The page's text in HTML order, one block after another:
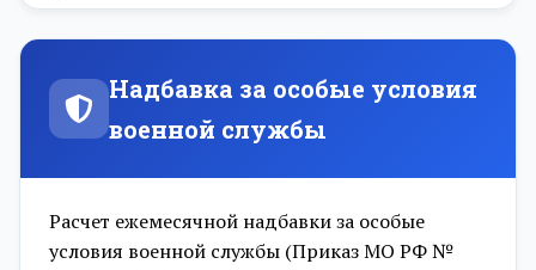
Надбавка за особые условия
военной службы
Расчет ежемесячной надбавки за особые
условия военной службы (Приказ МО РФ №